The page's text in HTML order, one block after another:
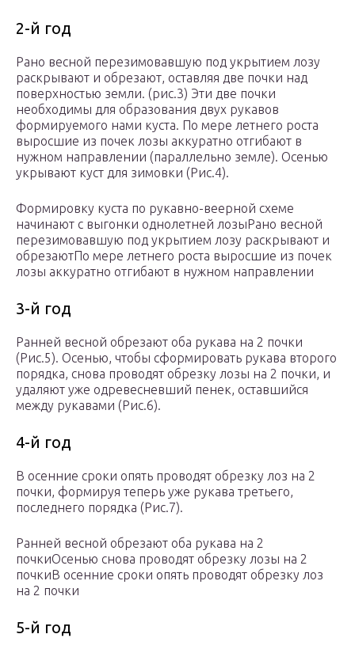
2-й год
Рано весной перезимовавшую под укрытием лозу
раскрывают и обрезают, оставляя две почки над
поверхностью земли. (рис.3) Эти две почки
необходимы для образования двух рукавов
формируемого нами куста. По мере летнего роста
выросшие из почек лозы аккуратно отгибают в
нужном направлении (параллельно земле). Осенью
укрывают куст для зимовки (Рис.4).
Формировку куста по рукавно-веерной схеме
начинают с выгонки однолетней лозыРано весной
перезимовавшую под укрытием лозу раскрывают и
обрезаютПо мере летнего роста выросшие из почек
лозы аккуратно отгибают в нужном направлении
3-й год
Ранней весной обрезают оба рукава на 2 почки
(Рис.5). Осенью, чтобы сформировать рукава второго
порядка, снова проводят обрезку лозы на 2 почки, и
удаляют уже одревесневший пенек, оставшийся
между рукавами (Рис.6).
4-й год
В осенние сроки опять проводят обрезку лоз на 2
почки, формируя теперь уже рукава третьего,
последнего порядка (Рис.7).
Ранней весной обрезают оба рукава на 2
почкиОсенью снова проводят обрезку лозы на 2
почкиВ осенние сроки опять проводят обрезку лоз
на 2 почки
5-й год